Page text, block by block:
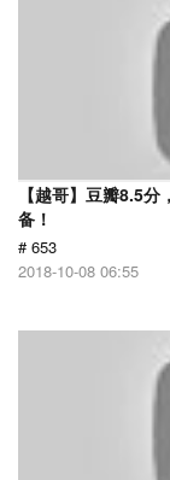
【越哥】豆瓣8.5
备！
# 653
2018-10-08 06:55